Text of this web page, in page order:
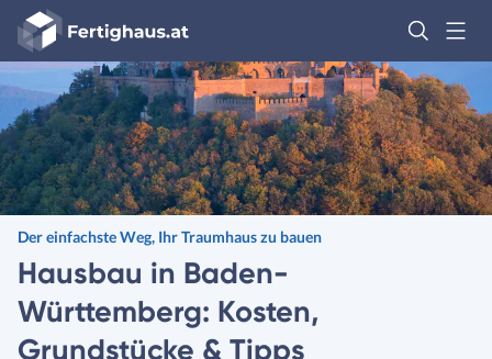
Fertighaus
Logo
Anmelden
Der einfachste Weg, Ihr Traumhaus zu bauen
Hausbau in Baden-
Württemberg: Kosten,
Grundstücke & Tipps